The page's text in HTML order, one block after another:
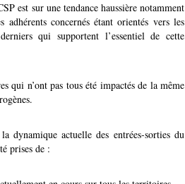
est sur une tendance haussière notamment
concernés étant orientés vers les
qui supportent l’essentiel de cette
qui n’ont pas tous été impactés de la même
dynamique actuelle des entrées-sorties du
prises de :